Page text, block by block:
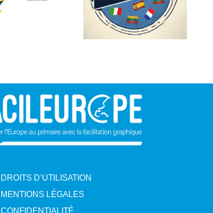
DROITS D’UTILISATION
MENTIONS LÉGALES
CONFIDENTIALITÉ